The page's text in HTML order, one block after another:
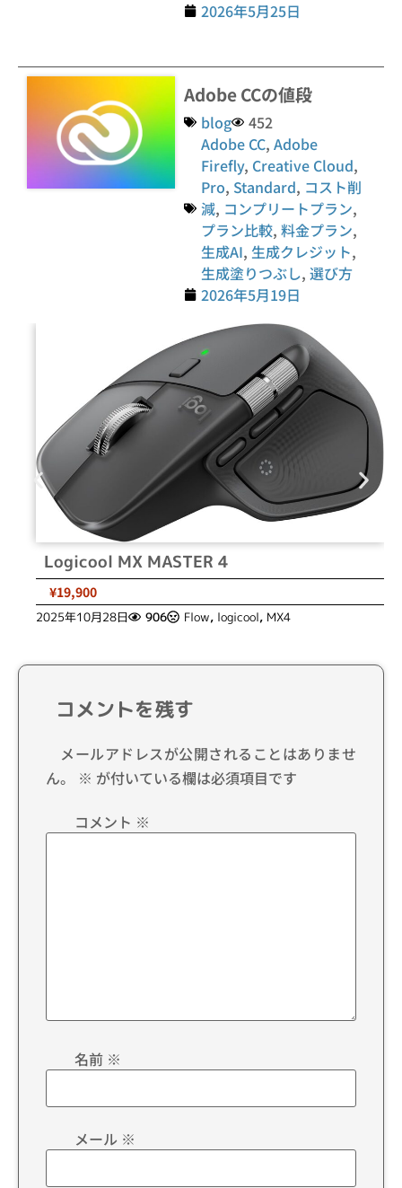
2026年5月25日
Adobe CCの値段
blog
452
Adobe CC,Adobe
Firefly, Creative Cloud,
Pro, Standard, コスト削
減, コンプリートプラン,
プラン比較,料金プラン,
生成AI, 生成クレジット,
生成塗りつぶし,選び方
2026年5月19日
Logicool MX MASTER 4
¥19,900
2025年10月28日 906 Flow, logicool, MX4
コメントを残す
メールアドレスが公開されることはありませ
ん。
※ が付いている欄は必須項目です
コメント ※
名前 ※
メール ※